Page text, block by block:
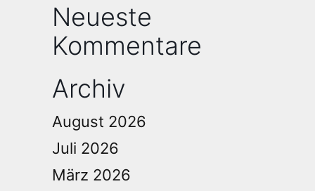
Neueste
Kommentare
Archiv
August 2026
Juli 2026
März 2026